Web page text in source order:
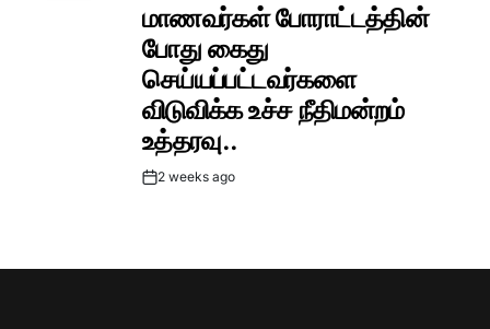
மாணவர்கள் போராட்டத்தின்
போது கைது
செய்யப்பட்டவர்களை
விடுவிக்க உச்ச நீதிமன்றம்
உத்தரவு..
Post2 weeks ago